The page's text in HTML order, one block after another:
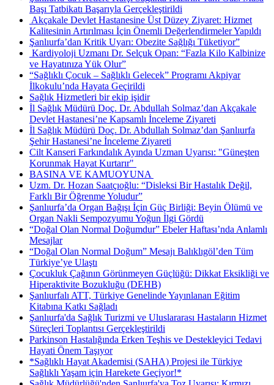
Başı Tatbikatı Başarıyla Gerçekleştirildi
​ Akçakale Devlet Hastanesine Üst Düzey Ziyaret: Hizmet
Kalitesinin Artırılması İçin Önemli Değerlendirmeler Yapıldı
Şanlıurfa’dan Kritik Uyarı: Obezite Sağlığı Tüketiyor”
​ Kardiyoloji Uzmanı Dr. Selçuk Opan: “Fazla Kilo Kalbinize
ve Hayatınıza Yük Olur”
“Sağlıklı Çocuk – Sağlıklı Gelecek” Programı Akpiyar
İlkokulu’nda Hayata Geçirildi
Sağlık Hizmetleri bir ekip işidir
İl Sağlık Müdürü Doç. Dr. Abdullah Solmaz’dan Akçakale
Devlet Hastanesi’ne Kapsamlı İnceleme Ziyareti
İl Sağlık Müdürü Doç. Dr. Abdullah Solmaz’dan Şanlıurfa
Şehir Hastanesi’ne İnceleme Ziyareti
Cilt Kanseri Farkındalık Ayında Uzman Uyarısı: "Güneşten
Korunmak Hayat Kurtarır" ​
BASINA VE KAMUOYUNA ​
Uzm. Dr. Hozan Saatçıoğlu: “Disleksi Bir Hastalık Değil,
Farklı Bir Öğrenme Yoludur”
Şanlıurfa’da Organ Bağışı İçin Güç Birliği: Beyin Ölümü ve
Organ Nakli Sempozyumu Yoğun İlgi Gördü
“Doğal Olan Normal Doğumdur” Ebeler Haftası’nda Anlamlı
Mesajlar
“Doğal Olan Normal Doğum” Mesajı Balıklıgöl’den Tüm
Türkiye’ye Ulaştı
Çocukluk Çağının Görünmeyen Güçlüğü: Dikkat Eksikliği ve
Hiperaktivite Bozukluğu (DEHB)
Şanlıurfalı ATT, Türkiye Genelinde Yayınlanan Eğitim
Kitabına Katkı Sağladı
Şanlıurfa'da Sağlık Turizmi ve Uluslararası Hastaların Hizmet
Süreçleri Toplantısı Gerçekleştirildi
Parkinson Hastalığında Erken Teşhis ve Destekleyici Tedavi
Hayati Önem Taşıyor
*Sağlıklı Hayat Akademisi (SAHA) Projesi ile Türkiye
Sağlıklı Yaşam için Harekete Geçiyor!*